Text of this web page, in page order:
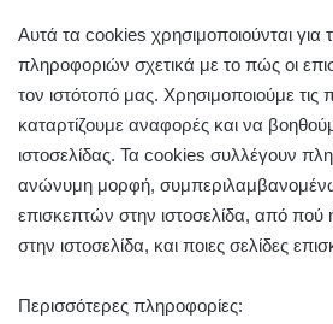
Αυτά τα cookies χρησιμοποιούνται για
πληροφοριών σχετικά με το πώς οι
τον ιστότοπό μας. Χρησιμοποιούμε τις
καταρτίζουμε αναφορές και να
ιστοσελίδας. Τα cookies συλλέγουν
ανώνυμη μορφή,
επισκεπτών στην ιστοσελίδα, από πού
στην ιστοσελίδα, και ποιες σελίδες
Περισσότερες πληροφορίες: